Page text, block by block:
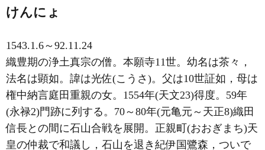
けんにょ
1543.1.6～92.11.24
織豊期の浄土真宗の僧。本願寺11世。幼名は茶々，
法名は顕如。諱は光佐(こうさ)。父は10世証如，母は
権中納言庭田重親の女。1554年(天文23)得度。59年
(永禄2)門跡に列する。70～80年(元亀元～天正8)織田
信長との間に石山合戦を展開。正親町(おおぎまち)天
皇の仲裁で和議し，石山を退き紀伊国鷺森，ついで